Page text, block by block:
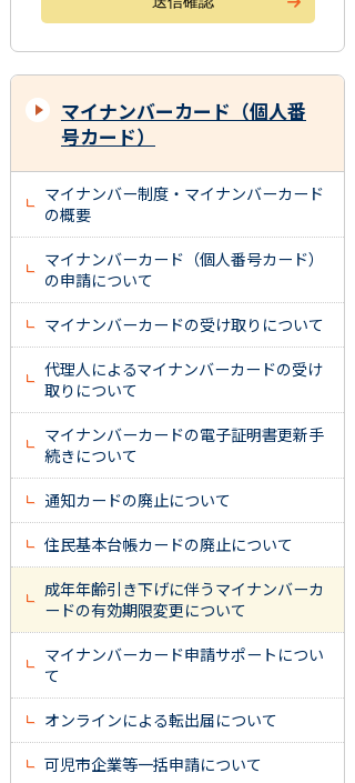
マイナンバーカード（個人番
号カード）
マイナンバー制度・マイナンバーカード
の概要
マイナンバーカード（個人番号カード）
の申請について
マイナンバーカードの受け取りについて
代理人によるマイナンバーカードの受け
取りについて
マイナンバーカードの電子証明書更新手
続きについて
通知カードの廃止について
住民基本台帳カードの廃止について
成年年齢引き下げに伴うマイナンバーカ
ードの有効期限変更について
マイナンバーカード申請サポートについ
て
オンラインによる転出届について
可児市企業等一括申請について